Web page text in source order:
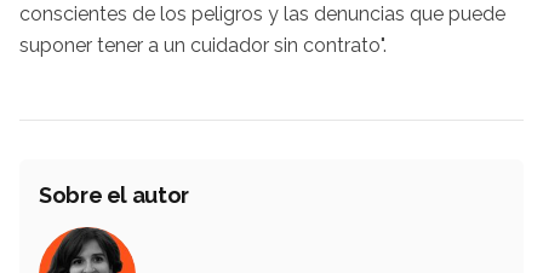
conscientes de los peligros y las denuncias que puede
suponer tener a un cuidador sin contrato".
Sobre el autor